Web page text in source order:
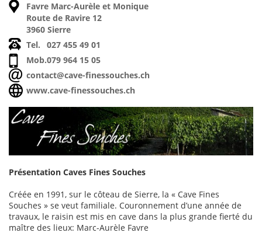
Favre Marc-Aurèle et Monique
Route de Ravire 12
3960 Sierre
Tel.
027 455 49 01
Mob.079 964 15 05
contact@cave-finessouches.ch
www.cave-finessouches.ch
Présentation Caves Fines Souches
Créée en 1991, sur le côteau de Sierre, la « Cave Fines
Souches » se veut familiale. Couronnement d’une année de
travaux, le raisin est mis en cave dans la plus grande fierté du
maître des lieux: Marc-Aurèle Favre